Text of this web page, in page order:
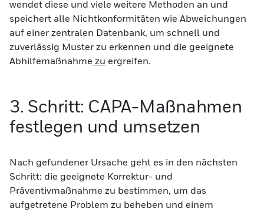
wendet diese und viele weitere Methoden an und
speichert alle Nichtkonformitäten wie Abweichungen
auf einer zentralen Datenbank, um schnell und
zuverlässig Muster zu erkennen und die geeignete
Abhilfemaßnahme zu ergreifen.
3. Schritt: CAPA-Maßnahmen
festlegen und umsetzen
Nach gefundener Ursache geht es in den nächsten
Schritt: die geeignete Korrektur- und
Präventivmaßnahme zu bestimmen, um das
aufgetretene Problem zu beheben und einem